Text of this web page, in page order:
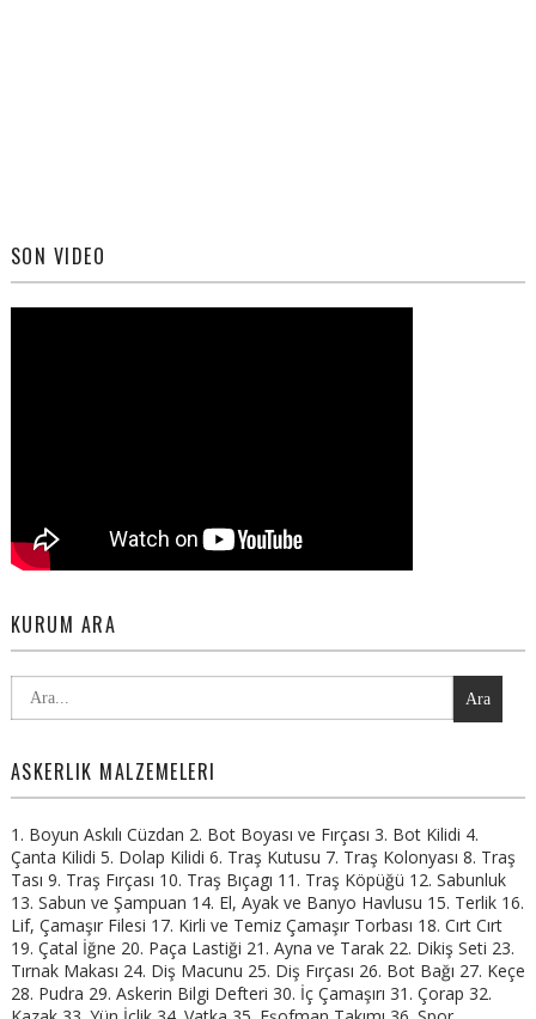
SON VIDEO
KURUM ARA
Ara
ASKERLIK MALZEMELERI
1. Boyun Askılı Cüzdan 2. Bot Boyası ve Fırçası 3. Bot Kilidi 4.
Çanta Kilidi 5. Dolap Kilidi 6. Traş Kutusu 7. Traş Kolonyası 8. Traş
Tası 9. Traş Fırçası 10. Traş Bıçagı 11. Traş Köpüğü 12. Sabunluk
13. Sabun ve Şampuan 14. El, Ayak ve Banyo Havlusu 15. Terlik 16.
Lif, Çamaşır Filesi 17. Kirli ve Temiz Çamaşır Torbası 18. Cırt Cırt
19. Çatal İğne 20. Paça Lastiği 21. Ayna ve Tarak 22. Dikiş Seti 23.
Tırnak Makası 24. Diş Macunu 25. Diş Fırçası 26. Bot Bağı 27. Keçe
28. Pudra 29. Askerin Bilgi Defteri 30. İç Çamaşırı 31. Çorap 32.